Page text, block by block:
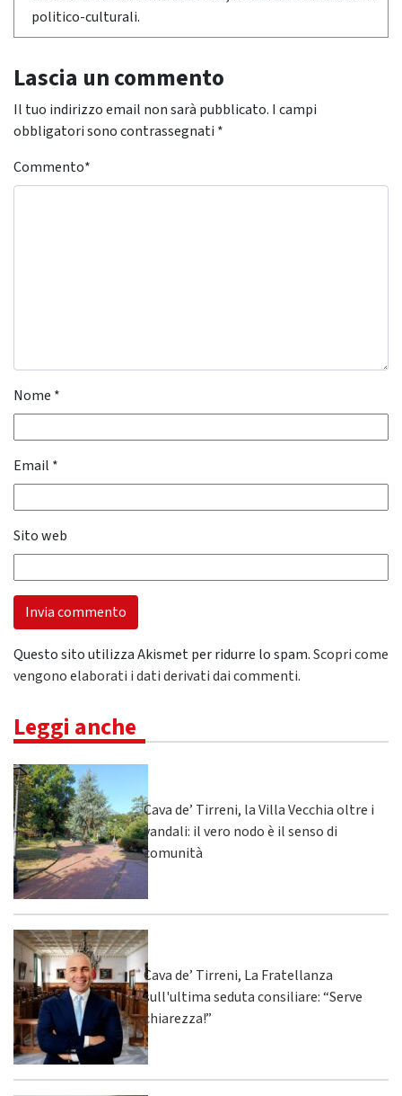
politico-culturali.
Lascia un commento
Il tuo indirizzo email non sarà pubblicato. I campi
obbligatori sono contrassegnati *
Commento*
Nome *
Email *
Sito web
Questo sito utilizza Akismet per ridurre lo spam.Scopri come
vengono elaborati i dati derivati dai commenti.
Leggi anche
Cava de’ Tirreni, la Villa Vecchia oltre i
vandali: il vero nodo è il senso di
comunità
Cava de’ Tirreni, La Fratellanza
sull'ultima seduta consiliare: “Serve
chiarezza!”